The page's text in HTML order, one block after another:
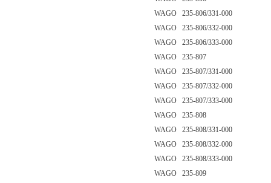
WAGO 235-806/331-000
WAGO 235-806/332-000
WAGO 235-806/333-000
WAGO 235-807
WAGO 235-807/331-000
WAGO 235-807/332-000
WAGO 235-807/333-000
WAGO 235-808
WAGO 235-808/331-000
WAGO 235-808/332-000
WAGO 235-808/333-000
WAGO 235-809